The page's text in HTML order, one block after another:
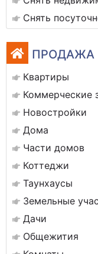
Снять
ПРОДАЖА
Квартиры
Коммерческие
Новостройки
Дома
Части домов
Коттеджи
Таунхаусы
Земельные
Дачи
Общежития